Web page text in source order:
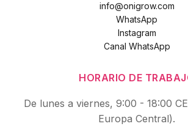
info@onigrow.com
WhatsApp
Instagram
Canal WhatsApp
HORARIO DE
De lunes a viernes, 9:00 - 18:00
Europa Central).